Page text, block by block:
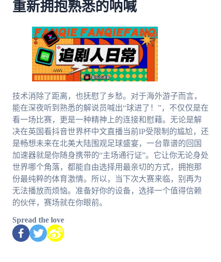
重新拥抱熟悉的呐喊
技术消除了距离，也抚慰了乡愁。对于海外游子而言，
能在深夜听到熟悉的解说员喊出“球进了！”，不仅仅是在
看一场比赛，更是一种精神上的连接和慰藉。无论是解
决在英国看抖音世界杯中文直播当前IP受限制的尴尬，还
是畅想未来在北美大陆围观足球盛宴，一台靠谱的回国
加速器就是你随身携带的“主场通行证”。它让你无论身处
世界哪个角落，都能自由选择用最亲切的方式，拥抱那
份最纯粹的体育激情。所以，当下次大赛来临，别再为
无法播放而烦恼。准备好你的设备，选择一个值得信赖
的伙伴，赛场就在你眼前。
Spread the love